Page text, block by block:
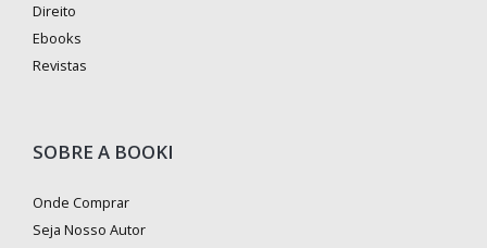
Direito
Ebooks
Revistas
SOBRE A BOOKI
Onde Comprar
Seja Nosso Autor